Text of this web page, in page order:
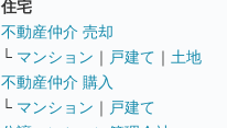
住宅
不動産仲介 売却
└ マンション ｜ 戸建て ｜ 土地
不動産仲介 購入
└ マンション ｜ 戸建て